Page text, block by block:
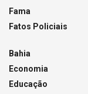
Fama
Fatos Policiais
Bahia
Economia
Educação